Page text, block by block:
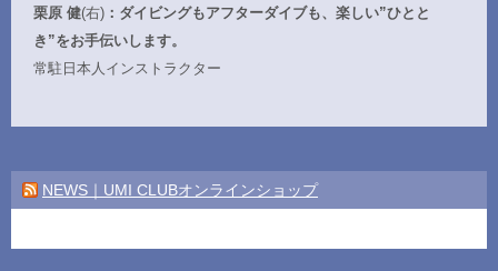
栗原 健(右) ：ダイビングもアフターダイブも、楽しい”ひとと
き”をお手伝いします。
常駐日本人インストラクター
NEWS｜UMI CLUBオンラインショップ